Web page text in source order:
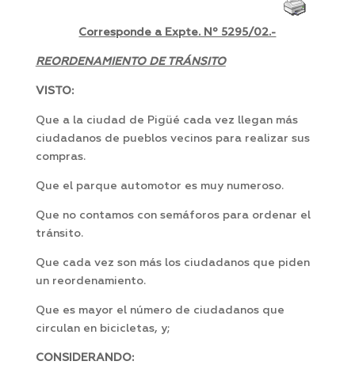
Corresponde a Expte. Nº 5295/02.-
REORDENAMIENTO DE TRÁNSITO
VISTO:
Que a la ciudad de Pigüé cada vez llegan más
ciudadanos de pueblos vecinos para realizar sus
compras.
Que el parque automotor es muy numeroso.
Que no contamos con semáforos para ordenar el
tránsito.
Que cada vez son más los ciudadanos que piden
un reordenamiento.
Que es mayor el número de ciudadanos que
circulan en bicicletas, y;
CONSIDERANDO: